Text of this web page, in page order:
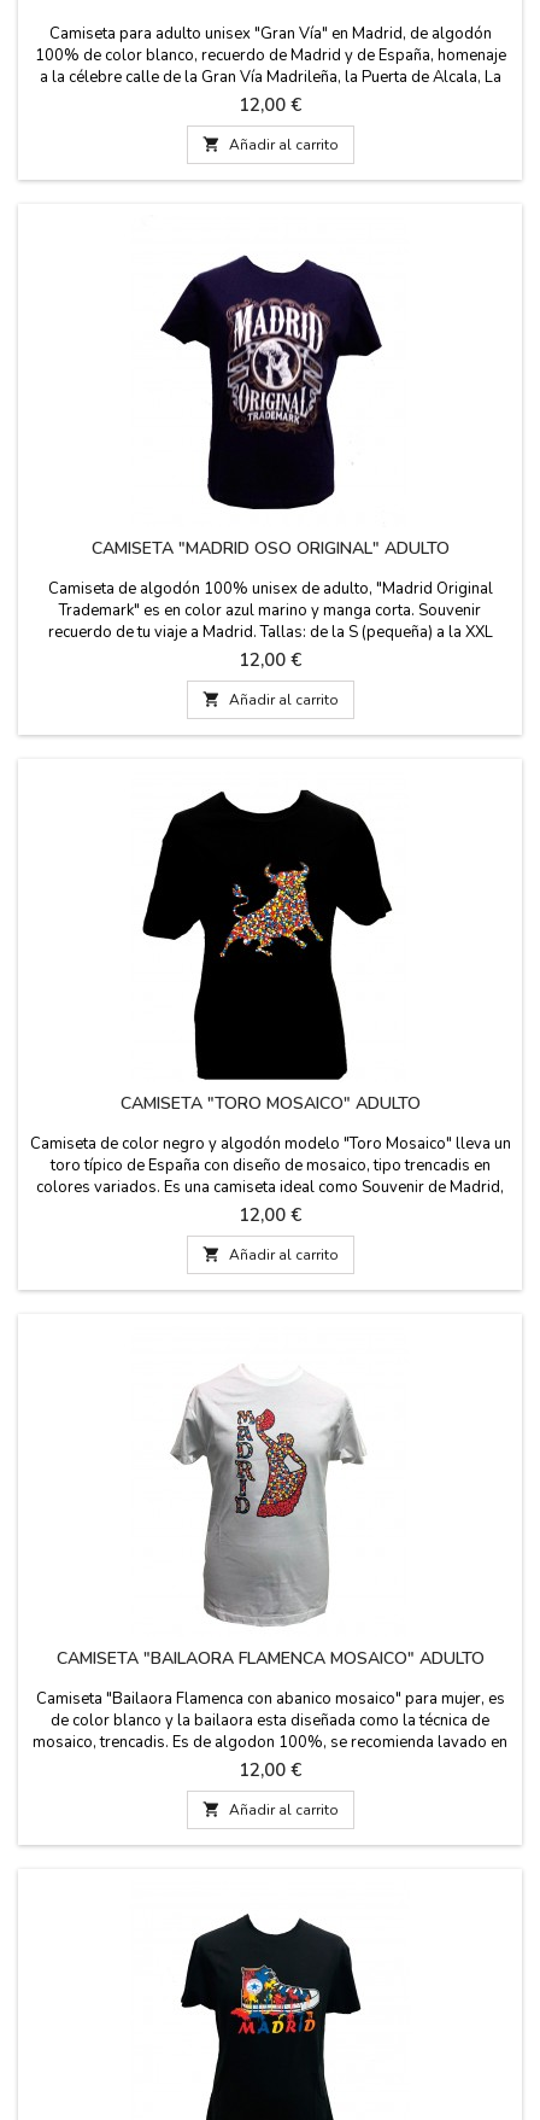
Camiseta para adulto unisex "Gran Vía" en Madrid, de algodón
100% de color blanco, recuerdo de Madrid y de España, homenaje
a la célebre calle de la Gran Vía Madrileña, la Puerta de Alcala, La
Cibeles, etc...
Precio
12,00 €
 Añadir al carrito
CAMISETA "MADRID OSO ORIGINAL" ADULTO
Camiseta de algodón 100% unisex de adulto, "Madrid Original
Trademark" es en color azul marino y manga corta. Souvenir
recuerdo de tu viaje a Madrid. Tallas: de la S (pequeña) a la XXL
(supergrande)
Precio
12,00 €
 Añadir al carrito
CAMISETA "TORO MOSAICO" ADULTO
Camiseta de color negro y algodón modelo "Toro Mosaico" lleva un
toro típico de España con diseño de mosaico, tipo trencadis en
colores variados. Es una camiseta ideal como Souvenir de Madrid,
es de algodón 100% y se recomienda lavado en agua fría. Tallas de
la S a la XXL.
Precio
12,00 €
 Añadir al carrito
CAMISETA "BAILAORA FLAMENCA MOSAICO" ADULTO
Camiseta "Bailaora Flamenca con abanico mosaico" para mujer, es
de color blanco y la bailaora esta diseñada como la técnica de
mosaico, trencadis. Es de algodon 100%, se recomienda lavado en
frío.
Precio
12,00 €
 Añadir al carrito